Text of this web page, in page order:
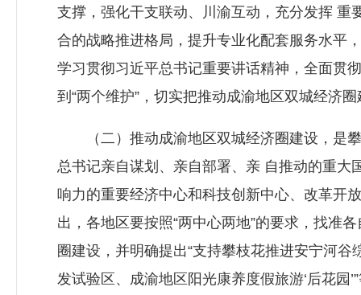
支撑，强化干支联动、川渝互动，充分发挥
合的战略推进格局，提升专业化配套服务水平
学习贯彻习近平总书记重要讲话精神，全面贯
到“两个维护”，切实把推动成渝地区双城经济
（二）推动成渝地区双城经济圈建设，是攀
总书记亲自谋划、亲自部署、亲 自推动的重
响力的重要经济中心和科技创新中心、改革开
出，各地区要按照“两中心两地”的要求，找准
圈建设，并明确提出“支持攀枝花推进安宁河
发试验区、成渝地区阳光康养度假旅游‘后花园